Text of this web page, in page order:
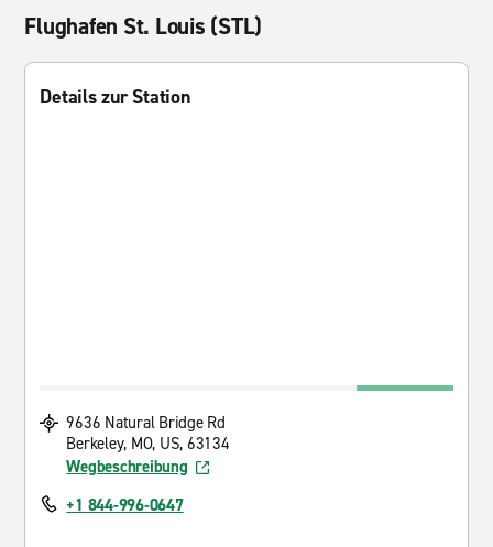
Flughafen St. Louis (STL)
Details zur Station
9636 Natural Bridge Rd
Berkeley, MO, US, 63134
Wegbeschreibung
+1 844-996-0647